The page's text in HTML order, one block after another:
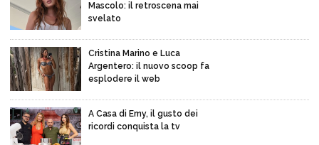
Mascolo: il retroscena mai
svelato
Cristina Marino e Luca
Argentero: il nuovo scoop fa
esplodere il web
A Casa di Emy, il gusto dei
ricordi conquista la tv